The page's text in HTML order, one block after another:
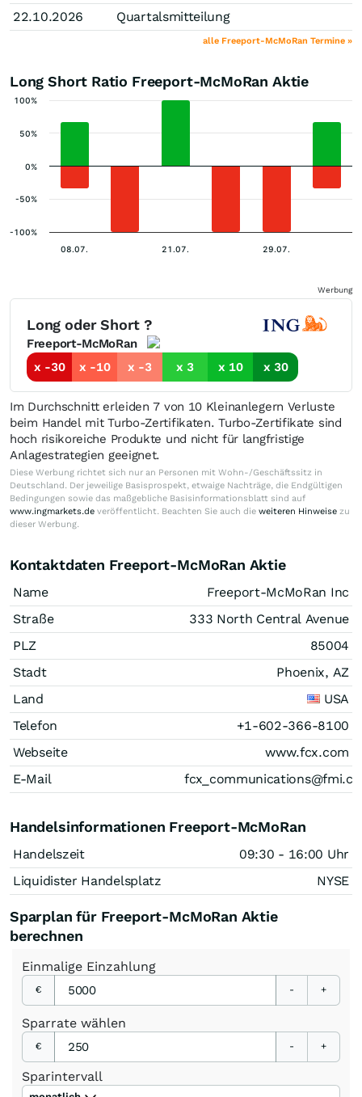
22.10.2026
Quartalsmitteilung
alle Freeport-McMoRan Termine »
Long Short Ratio Freeport-McMoRan Aktie
08.07. 21.07. 29.07.
-100%
-50%
0%
50%
100%
Werbung
Long oder Short ?
Freeport-McMoRan
x -30
x -10 x -3 x 3 x 10 x 30
Im Durchschnitt erleiden 7 von 10 Kleinanlegern Verluste
beim Handel mit Turbo-Zertifikaten. Turbo-Zertifikate sind
hoch risikoreiche Produkte und nicht für langfristige
Anlagestrategien geeignet.
Diese Werbung richtet sich nur an Personen mit Wohn-/Geschäftssitz in
Deutschland. Der jeweilige Basisprospekt, etwaige Nachträge, die Endgültigen
Bedingungen sowie das maßgebliche Basisinformationsblatt sind auf
www.ingmarkets.de veröffentlicht. Beachten Sie auch die weiteren Hinweise zu
dieser Werbung.
Kontaktdaten Freeport-McMoRan Aktie
Name
Freeport-McMoRan Inc
Straße
333 North Central Avenue
PLZ
85004
Stadt
Phoenix, AZ
Land
USA
Telefon
+1-602-366-8100
Webseite
www.fcx.com
E-Mail
Handelsinformationen Freeport-McMoRan
Handelszeit
09:30 - 16:00 Uhr
Liquidister Handelsplatz
NYSE
Sparplan für Freeport-McMoRan Aktie
berechnen
Einmalige Einzahlung
€ - +
Sparrate wählen
€ - +
Sparintervall